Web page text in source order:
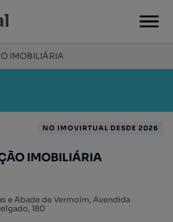
IMOBILIÁRIA
IMOBILIÁRIA
e Abade de Vermoim, Avendida
180
NO IMOVIRTUAL DESDE 2026